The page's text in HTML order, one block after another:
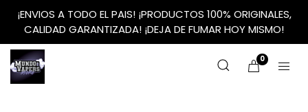
¡ENVIOS A TODO EL PAIS! ¡PRODUCTOS 100% ORIGINALES,
CALIDAD GARANTIZADA! ¡DEJA DE FUMAR HOY MISMO!
0